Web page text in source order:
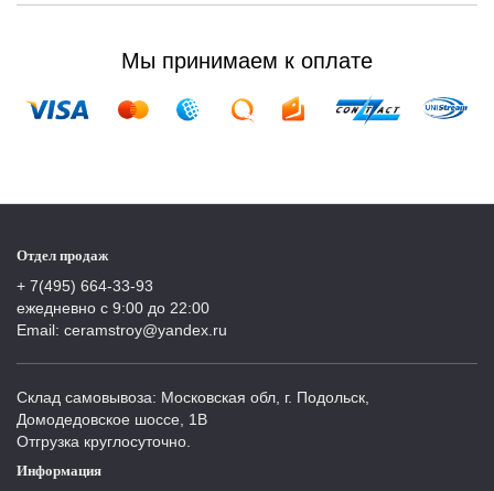
Мы принимаем к оплате
Отдел продаж
+ 7(495) 664-33-93
ежедневно с 9:00 до 22:00
Email: ceramstroy@yandex.ru
Склад самовывоза: Московская обл, г. Подольск,
Домодедовское шоссе, 1В
Отгрузка круглосуточно.
Информация